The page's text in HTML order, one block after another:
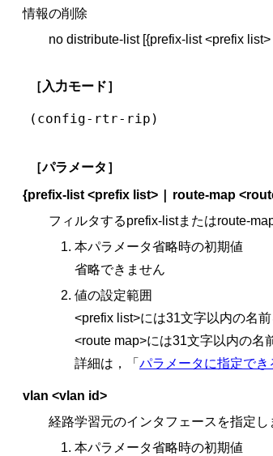
情報の削除
no distribute-list [{prefix-list <prefix list>
［入力モード］
(config-rtr-rip)
［パラメータ］
{prefix-list <prefix list>
route-map
フィルタするprefix-listまたはroute-
本パラメータ省略時の初期値
省略できません
値の設定範囲
<prefix list>には31文字以内の名前
<route map>には31文字以内の名
詳細は，「 パラメータに指定でき
vlan <vlan id>
経路学習元のインタフェースを指定し
本パラメータ省略時の初期値